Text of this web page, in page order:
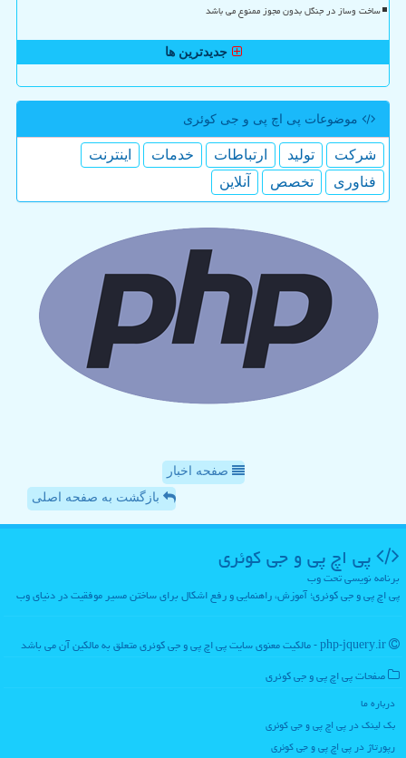
ساخت وساز در جنگل بدون مجوز ممنوع می باشد
جدیدترین ها
موضوعات پی اچ پی و جی كوئری
شركت تولید ارتباطات خدمات
اینترنت
فناوری
تخصص آنلاین
صفحه اخبار
بازگشت به صفحه اصلی
پی اچ پی و جی كوئری
برنامه نویسی تحت وب
پی اچ پی و جی کوئری؛ آموزش، راهنمایی و رفع اشکال برای ساختن مسیر موفقیت در دنیای وب
صفحات پی اچ پی و جی كوئری
درباره ما
بک لینک در پی اچ پی و جی كوئری
رپورتاژ در پی اچ پی و جی كوئری